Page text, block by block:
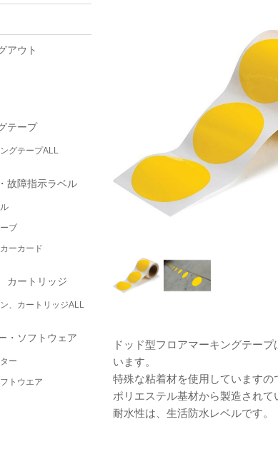
ドッド型フロアマーキングテー
います。
特殊な粘着材を使用しています
ポリエステル基材から製造され
耐水性は、生活防水レベルです。
アウト
テープ
グテープALL
故障指示ラベル
ブ
ーカード
カートリッジ
、カートリッジALL
・ソフトウェア
ー
トウエア